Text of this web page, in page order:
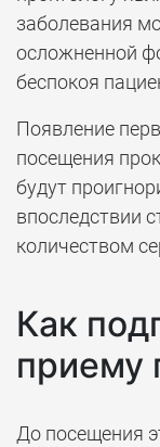
заболевания
осложненной
беспокоя
Появление
посещения
будут
впоследствии
количеством
Как
приему
До посещения